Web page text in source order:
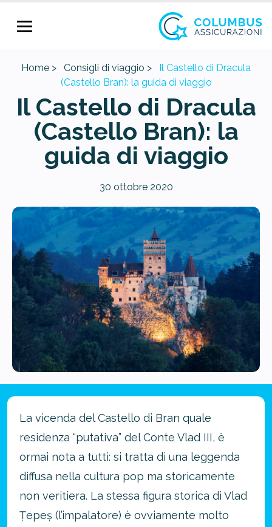
Home > Consigli di viaggio >
Il Castello di Dracula
(Castello Bran): la guida di viaggio
Il Castello di Dracula
(Castello Bran): la
guida di viaggio
30 ottobre 2020
La vicenda del Castello di Bran quale
residenza “putativa” del Conte Vlad III, è
ormai nota a tutti: si tratta di una leggenda
diffusa nella cultura pop ma storicamente
non veritiera. La stessa figura storica di Vlad
Țepeș (l’impalatore) è ovviamente molto